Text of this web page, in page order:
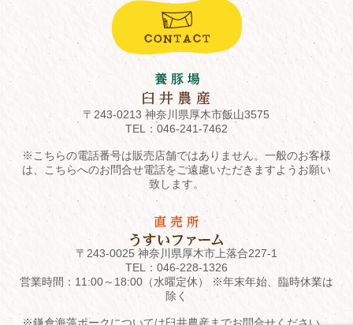
〒243-0213 神奈川県厚木市飯山3575
TEL： 046-241-7462
※こちらの電話番号は販売店舗ではありません。一般のお客様
は、こちらへのお問合せ電話をご遠慮いただきますようお願い
致します。
〒243-0025 神奈川県厚木市上落合227-1
TEL： 046-228-1326
営業時間：11:00～18:00（水曜定休） ※年末年始、臨時休業は
除く